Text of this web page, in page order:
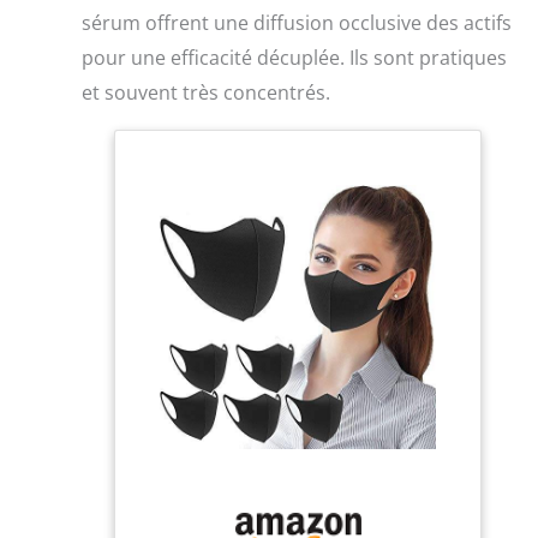
sérum offrent une diffusion occlusive des actifs
pour une efficacité décuplée. Ils sont pratiques
et souvent très concentrés.